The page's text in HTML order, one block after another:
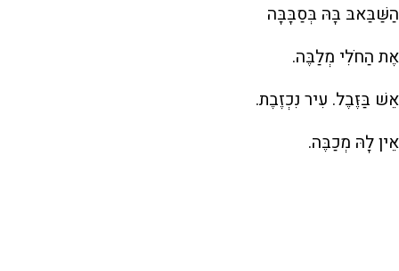
הַשַּׁבַּאבּ בָּהּ בְּסַבָּבָּה
אֶת הַחֹלִי מְלַבֶּה.
אֵשׁ בַּזֶּבֶל. עִיר נִכְזֶבֶת.
אֵין לָהּ מְכַבֶּה.